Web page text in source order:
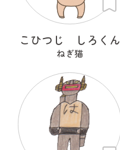
こひつじ しろくん
ねぎ猫